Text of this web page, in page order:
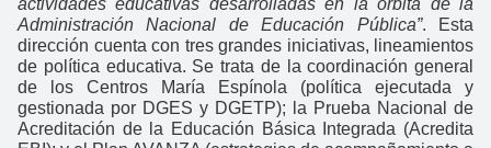
Administración Nacional de Educación Pública”. Esta
dirección cuenta con tres grandes iniciativas, lineamientos
de política educativa. Se trata de la coordinación general
de los Centros María Espínola (política ejecutada y
gestionada por DGES y DGETP); la Prueba Nacional de
Acreditación de la Educación Básica Integrada (Acredita